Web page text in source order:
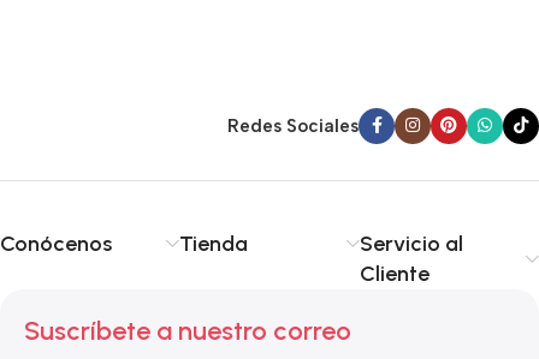
Redes Sociales
Conócenos Tienda
Servicio al
Cliente
Suscríbete a nuestro correo